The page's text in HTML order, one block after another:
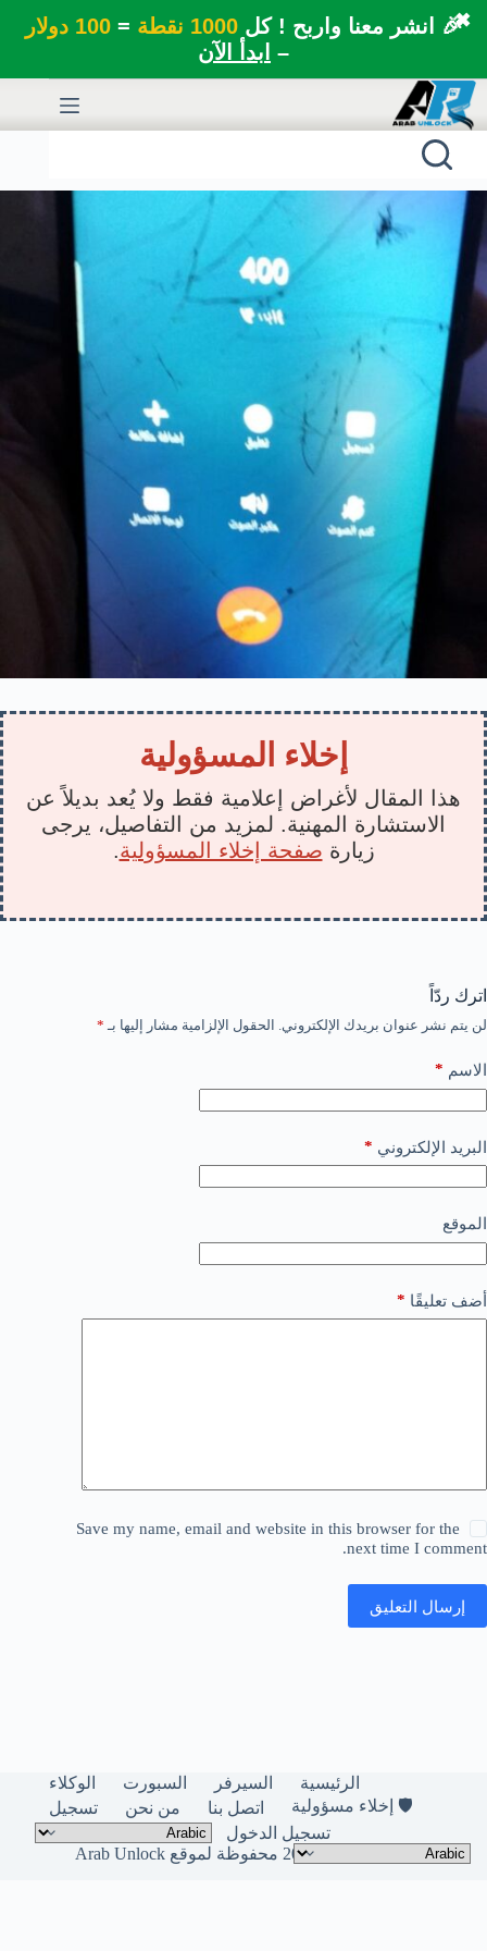
🎉 انشر معنا واربح ! كل1000 نقطة =100 دولار
– ابدأ الآن
✖
التجاوز
إلى
المحتوى
إخلاء المسؤولية
هذا المقال لأغراض إعلامية فقط ولا يُعد بديلاً عن
الاستشارة المهنية. لمزيد من التفاصيل، يرجى
زيارة صفحة إخلاء المسؤولية.
اترك ردّاً
لن يتم نشر عنوان بريدك الإلكتروني. الحقول الإلزامية مشار إليها بـ *
الاسم *
البريد الإلكتروني *
الموقع
أضف تعليقًا *
Save my name, email and website in this browser for the
next time I comment.
إرسال التعليق
الرئيسية السيرفر السبورت
الوكلاء
🛡️ إخلاء مسؤولية
اتصل بنا من نحن
تسجيل
تسجيل الدخول
حقوق النشر © لعام 2026 محفوظة لموقع Arab Unlock